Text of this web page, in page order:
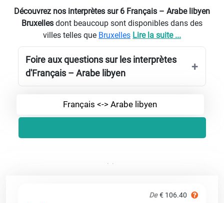
Découvrez nos interprètes sur 6 Français – Arabe libyen
Bruxelles dont beaucoup sont disponibles dans des
villes telles que Bruxelles Lire la suite ...
Foire aux questions sur les interprètes
d'Français – Arabe libyen
Français <-> Arabe libyen
De € 106.40